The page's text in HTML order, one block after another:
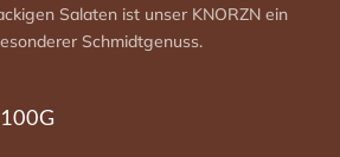
Salaten ist unser KNORZN ein
Schmidtgenuss.